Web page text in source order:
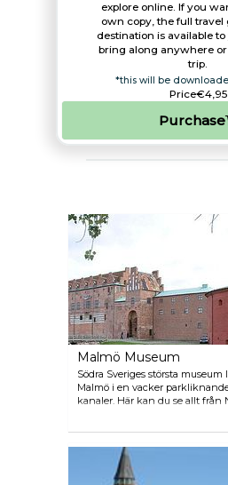
explore online. If you
own copy, the full travel
destination is available
bring along anywhere
trip.​
*this will be
Price€4,95
Purchase
Malmö Museum
Södra Sveriges största
Malmö i en vacker
kanaler. Här kan du se allt från
bevarade renässansslott till en
teknik och sjöfart. Museet
dussintal tillfälliga utställningar
museet ligger Fiskehoddorna,